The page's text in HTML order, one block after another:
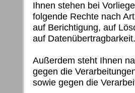
Ihnen stehen bei
folgende Rechte nach
auf Berichtigung, auf
auf Datenübertragbarkeit.
Außerdem steht Ihnen
gegen die
sowie gegen die